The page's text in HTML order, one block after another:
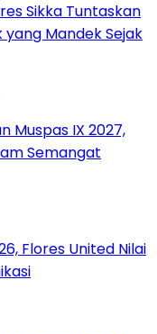
Sikka Tuntaskan
yang Mandek Sejak
Muspas IX 2027,
Semangat
Flores United Nilai